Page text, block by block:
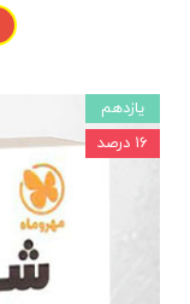
یازدهم
۱۶ درصد